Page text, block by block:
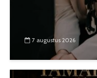
7 augustus 2026